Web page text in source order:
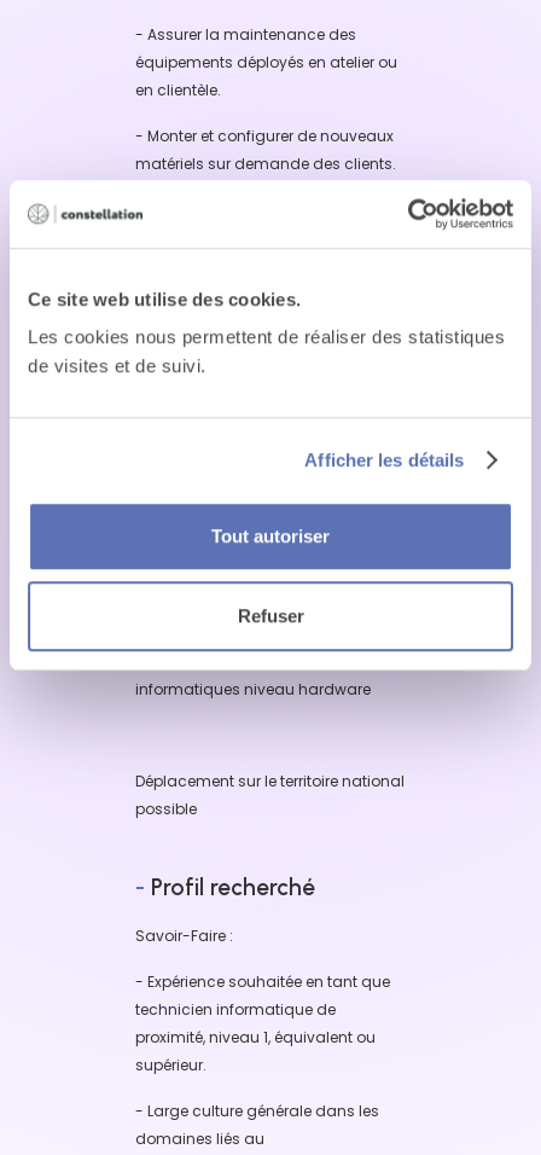
Ce site web utilise des cookies.
Les cookies nous permettent de réaliser des statistiques
de visites et de suivi.
Afficher les détails
Tout autoriser
Refuser
- Assurer la maintenance des
équipements déployés en atelier ou
en clientèle.
- Monter et configurer de nouveaux
matériels sur demande des clients.
- Préparer les commandes clients
les clients ou en atelier
-Décommissionner les équipements
l’inventaire et à l’expédition des colis
Apporter un support technique aux
questions des commerciaux et des
- Apporter un support de proximité
informatiques niveau hardware
Déplacement sur le territoire national
possible
- Profil recherché
Savoir-Faire :
- Expérience souhaitée en tant que
technicien informatique de
proximité, niveau 1, équivalent ou
supérieur.
- Large culture générale dans les
domaines liés au